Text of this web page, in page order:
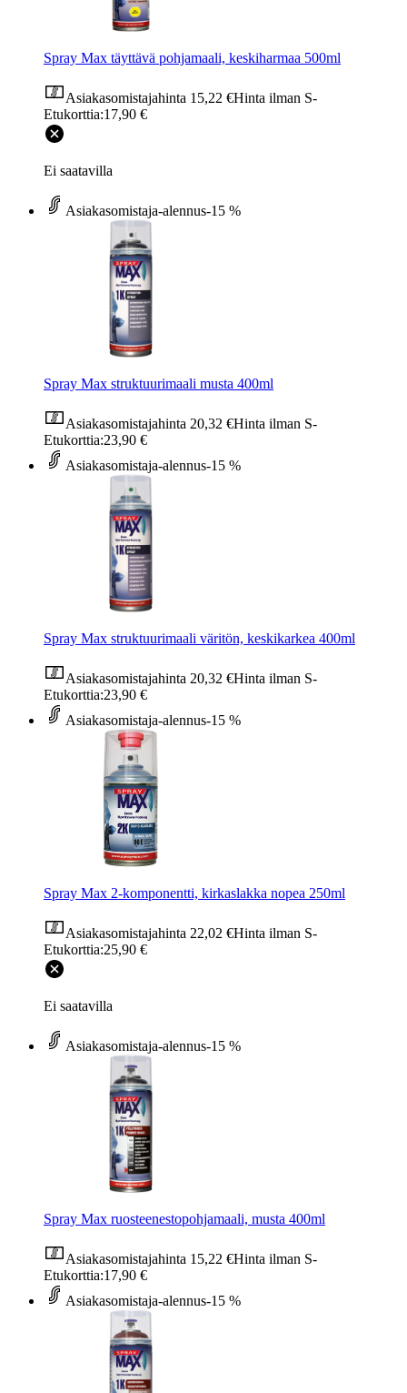
Spray Max täyttävä pohjamaali, keskiharmaa 500ml
Asiakasomistajahinta 15,22 €Hinta ilman S-
Etukorttia:17,90 €
Ei saatavilla
Asiakasomistaja-alennus-15 %
Spray Max struktuurimaali musta 400ml
Asiakasomistajahinta 20,32 €Hinta ilman S-
Etukorttia:23,90 €
Asiakasomistaja-alennus-15 %
Spray Max struktuurimaali väritön, keskikarkea 400ml
Asiakasomistajahinta 20,32 €Hinta ilman S-
Etukorttia:23,90 €
Asiakasomistaja-alennus-15 %
Spray Max 2-komponentti, kirkaslakka nopea 250ml
Asiakasomistajahinta 22,02 €Hinta ilman S-
Etukorttia:25,90 €
Ei saatavilla
Asiakasomistaja-alennus-15 %
Spray Max ruosteenestopohjamaali, musta 400ml
Asiakasomistajahinta 15,22 €Hinta ilman S-
Etukorttia:17,90 €
Asiakasomistaja-alennus-15 %